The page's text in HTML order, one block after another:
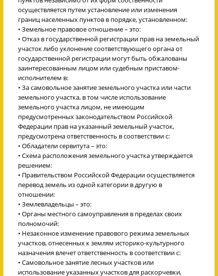
осуществляется путем установление или изменения
границ населенных пунктов в порядке, установленном:
• Земельное правовое отношение – это:
• Отказ в государственной регистрации прав на земельный
участок либо уклонение соответствующего органа от
государственной регистрации могут быть обжалованы
заинтересованным лицом или судебным приставом-
исполнителем в:
• За самовольное занятие земельного участка или части
земельного участка, в том числе использование
земельного участка лицом, не имеющим
предусмотренных законодательством Российской
Федерации прав на указанный земельный участок,
предусмотрена ответственность в соответствии с:
• Обладатели сервитута – это:
• Схема расположения земельного участка утверждается
решением:
• Правительством Российской Федерации осуществляется
перевод земель из одной категории в другую в
отношении:
• Землевладельцы – это:
• Органы местного самоуправления в пределах своих
полномочий:
• Незаконное изменение правового режима земельных
участков, отнесенных к землям историко-культурного
назначения влечет ответственность в соответствии с:
• Самовольное занятие лесных участков или
использование указанных участков для раскорчевки,